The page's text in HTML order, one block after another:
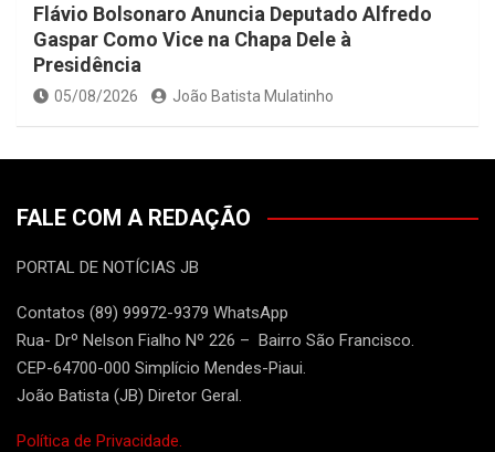
Flávio Bolsonaro Anuncia Deputado Alfredo
Gaspar Como Vice na Chapa Dele à
Presidência
05/08/2026 João Batista Mulatinho
FALE COM A REDAÇÃO
PORTAL DE NOTÍCIAS JB
Contatos (89) 99972-9379 WhatsApp
Rua- Drº Nelson Fialho Nº 226 – Bairro São Francisco.
CEP-64700-000 Simplício Mendes-Piaui.
João Batista (JB) Diretor Geral.
Política de Privacidade.